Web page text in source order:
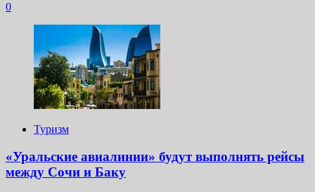
0
Туризм
«Уральские авиалинии» будут выполнять рейсы
между Сочи и Баку